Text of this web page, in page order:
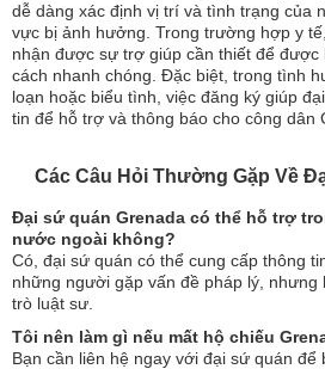
dễ dàng xác định vị trí và tình trạng của
vực bị ảnh hưởng. Trong trường hợp y
nhận được sự trợ giúp cần thiết để được
cách nhanh chóng. Đặc biệt, trong tình
loạn hoặc biểu tình, việc đăng ký giúp
tin để hỗ trợ và thông báo cho công dân
Các Câu Hỏi Thường Gặp Về
Đại sứ quán Grenada có thể hỗ trợ
nước ngoài không?
Có, đại sứ quán có thể cung cấp thông
những người gặp vấn đề pháp lý, nhưng
trò luật sư.
Tôi nên làm gì nếu mất hộ chiếu
Bạn cần liên hệ ngay với đại sứ quán để